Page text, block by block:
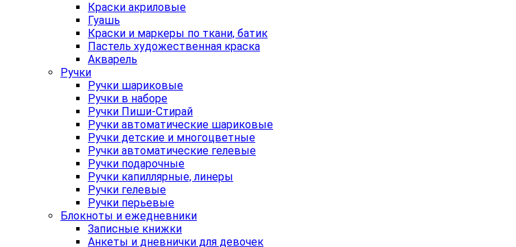
Краски акриловые
Гуашь
Краски и маркеры по ткани, батик
Пастель художественная краска
Акварель
Ручки
Ручки шариковые
Ручки в наборе
Ручки Пиши-Стирай
Ручки автоматические шариковые
Ручки детские и многоцветные
Ручки автоматические гелевые
Ручки подарочные
Ручки капиллярные, линеры
Ручки гелевые
Ручки перьевые
Блокноты и ежедневники
Записные книжки
Анкеты и дневнички для девочек